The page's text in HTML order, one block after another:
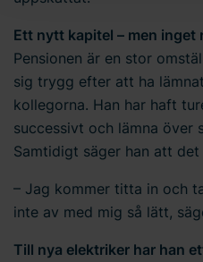
cookies och läs mer i vår
behandlar personuppgifter
Ange ditt samtyckes-ID och
Ett nytt kapitel – men inget
Pensionen är en stor
sig trygg efter att ha
kollegorna. Han har haft
successivt och lämna över
Samtidigt säger han att
– Jag kommer titta in och
inte av med mig så lätt,
Till nya elektriker har han